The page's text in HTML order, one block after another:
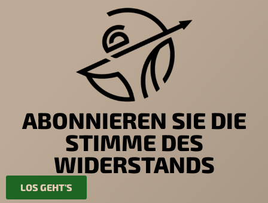
ABONNIEREN SIE DIE
STIMME DES
WIDERSTANDS
LOS GEHT'S